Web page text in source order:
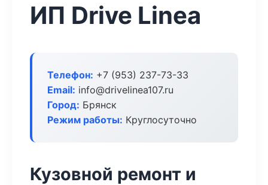
ИП Drive Linea
Телефон: +7 (953) 237-73-33
Email: info@drivelinea107.ru
Город: Брянск
Режим работы: Круглосуточно
Кузовной ремонт и